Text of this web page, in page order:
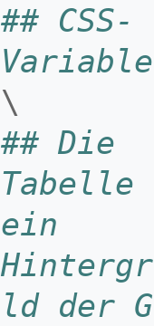
## CSS-
\
## Die
ein
ld der